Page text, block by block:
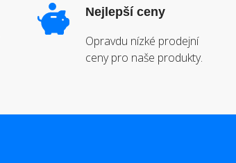
Nejlepší ceny
Opravdu nízké prodejní
ceny pro naše produkty.